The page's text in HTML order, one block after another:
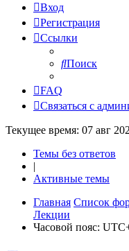
Вход
Регистрация
Ссылки
Поиск
FAQ
Связаться с админ
Текущее время: 07 авг
Темы без ответов
|
Активные темы
Главная Список
Лекции
Часовой пояс: